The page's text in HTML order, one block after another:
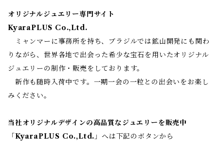
オリジナルジュエリー専門サイト
KyaraPLUS Co.,Ltd.
ミャンマーに事務所を持ち、ブラジルでは鉱山開発にも関わ
りながら、世界各地で出会った希少な宝石を用いたオリジナル
ジュエリーの制作・販売をしております。
新作も随時入荷中です。一期一会の一粒との出会いをお楽し
みください。
当社オリジナルデザインの高品質なジュエリーを販売中
「 KyaraPLUS Co.,Ltd. 」へは下記のボタンから